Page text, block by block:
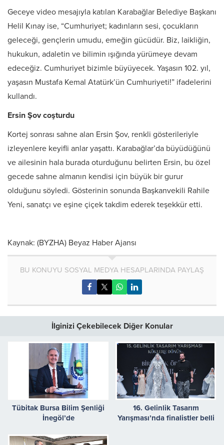
Geceye video mesajıyla katılan Karabağlar Belediye Başkanı
Helil Kınay ise, “Cumhuriyet; kadınların sesi, çocukların
geleceği, gençlerin umudu, emeğin gücüdür. Biz, laikliğin,
hukukun, adaletin ve bilimin ışığında yürümeye devam
edeceğiz. Cumhuriyet bizimle büyüyecek. Yaşasın 102. yıl,
yaşasın Mustafa Kemal Atatürk’ün Cumhuriyeti!” ifadelerini
kullandı.
Ersin Şov coşturdu
Kortej sonrası sahne alan Ersin Şov, renkli gösterileriyle
izleyenlere keyifli anlar yaşattı. Karabağlar’da büyüdüğünü
ve ailesinin hala burada oturduğunu belirten Ersin, bu özel
gecede sahne almanın kendisi için büyük bir gurur
olduğunu söyledi. Gösterinin sonunda Başkanvekili Rahile
Yeni, sanatçı ve eşine çiçek takdim ederek teşekkür etti.
Kaynak: (BYZHA) Beyaz Haber Ajansı
BU KONUYU SOSYAL MEDYA HESAPLARINDA PAYLAŞ
İlginizi Çekebilecek Diğer Konular
Tübitak Bursa Bilim Şenliği
İnegöl’de
16. Gelinlik Tasarım
Yarışması’nda finalistler belli